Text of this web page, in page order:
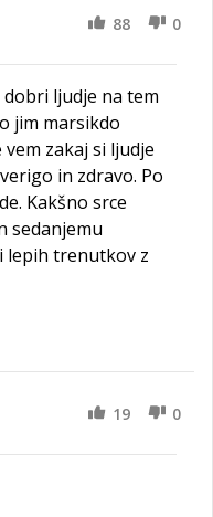
88 0
dobri ljudje na tem
jim marsikdo
zakaj si ljudje
in zdravo. Po
Kakšno srce
sedanjemu
lepih trenutkov z
19 0